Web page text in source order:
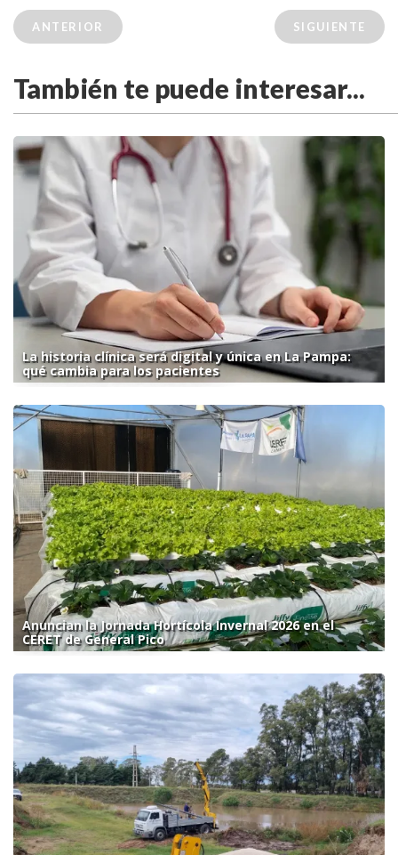
ANTERIOR SIGUIENTE
También te puede interesar...
La historia clínica será digital y única en La Pampa:
qué cambia para los pacientes
Anuncian la Jornada Hortícola Invernal 2026 en el
CERET de General Pico